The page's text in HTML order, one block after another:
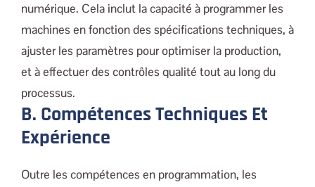
numérique. Cela inclut la capacité à programmer les
machines en fonction des spécifications techniques, à
ajuster les paramètres pour optimiser la production,
et à effectuer des contrôles qualité tout au long du
processus.
B. Compétences Techniques Et
Expérience
Outre les compétences en programmation, les